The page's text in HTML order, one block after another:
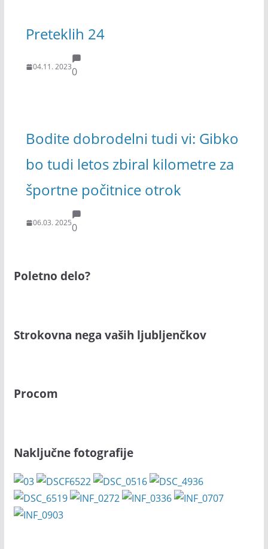
Preteklih 24
04.11. 20230
Bodite dobrodelni tudi vi: Gibko
bo tudi letos zbiral kilometre za
športne počitnice otrok
06.03. 20250
Poletno delo?
Strokovna nega vaših ljubljenčkov
Procom
Naključne fotografije